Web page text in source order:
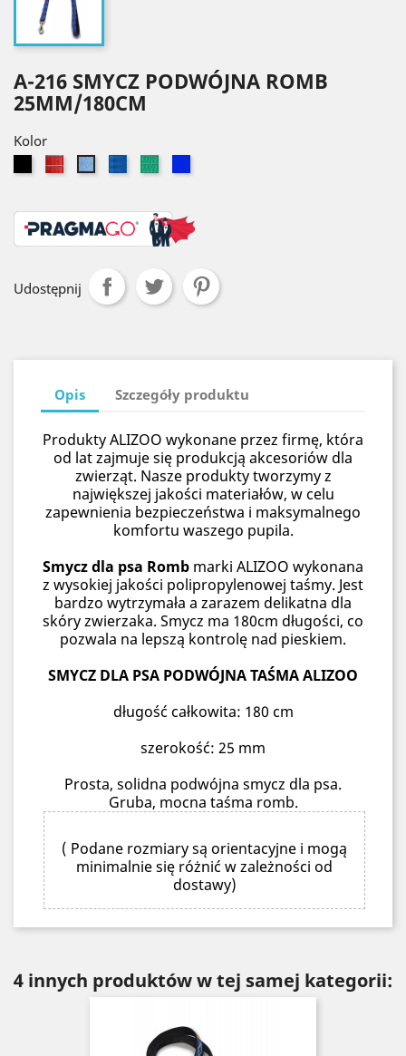
A-216 SMYCZ PODWÓJNA ROMB
25MM/180CM
Kolor
CzarnyCzerwonyBłękitnyNiebieskiZielony
Udostępnij
Opis Szczegóły produktu
Produkty ALIZOO wykonane przez firmę, która
od lat zajmuje się produkcją akcesoriów dla
zwierząt. Nasze produkty tworzymy z
największej jakości materiałów, w celu
zapewnienia bezpieczeństwa i maksymalnego
komfortu waszego pupila.
Smycz dla psa Romb marki ALIZOO wykonana
z wysokiej jakości polipropylenowej taśmy. Jest
bardzo wytrzymała a zarazem delikatna dla
skóry zwierzaka. Smycz ma 180cm długości, co
pozwala na lepszą kontrolę nad pieskiem.
SMYCZ DLA PSA PODWÓJNA TAŚMA ALIZOO
długość całkowita: 180 cm
szerokość: 25 mm
Prosta, solidna podwójna smycz dla psa.
Gruba, mocna taśma romb.
( Podane rozmiary są orientacyjne i mogą
minimalnie się różnić w zależności od
dostawy)
4 innych produktów w tej samej kategorii: